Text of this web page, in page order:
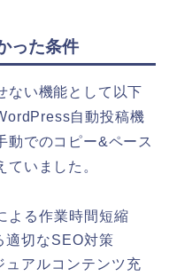
った条件
ない機能として以下
自動投稿機
動でのコピー&ペース
ていました。
よる作業時間短縮
適切なSEO対策
アルコンテンツ充